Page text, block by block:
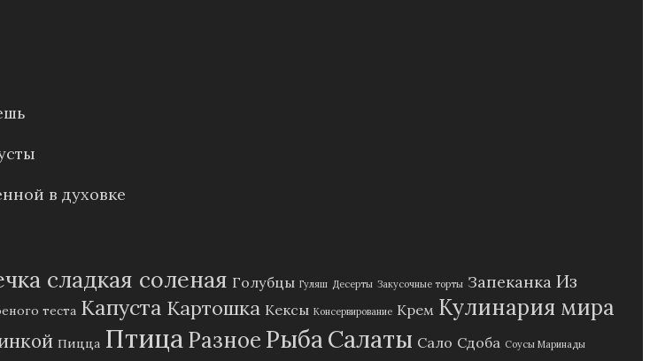
в духовке
сладкая соленая Голубцы Гуляш Десерты Закусочные торты Запеканка Из
теста Капуста Картошка Кексы Консервирование Крем Кулинария мира
Пицца Птица Разное Рыба Салаты Сало Сдоба Соусы Маринады